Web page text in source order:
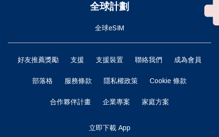
全球計劃
全球eSIM
好友推薦獎勵 支援 支援裝置 聯絡我們 成為會員
部落格 服務條款 隱私權政策 Cookie 條款
合作夥伴計畫 企業專案 家庭方案
立即下載 App